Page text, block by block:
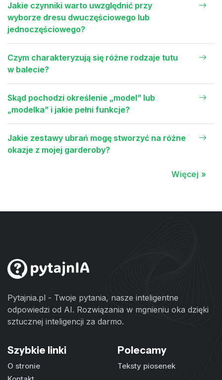
Jakie czynniki warto uwzględnić przy
wyborze dresu dwuczęściowego lub
jednoczęściowego?
Czym charakteryzują się różne rodzaje tutu
w balecie?
Skąd pochodzi określenie „model” lub
„modelka” i jakie pełni funkcje?
Jakie zestawy ubrań mogę stworzyć na różne
okazje z mojej garderoby?
Więcej »
Pytajnia.pl - Twoje pytania, nasze inteligentne
odpowiedzi od AI. Rozwiązania w mgnieniu oka dzięki
sztucznej inteligencji za darmo.
Szybkie linki
O stronie
Polecamy
Teksty piosenek